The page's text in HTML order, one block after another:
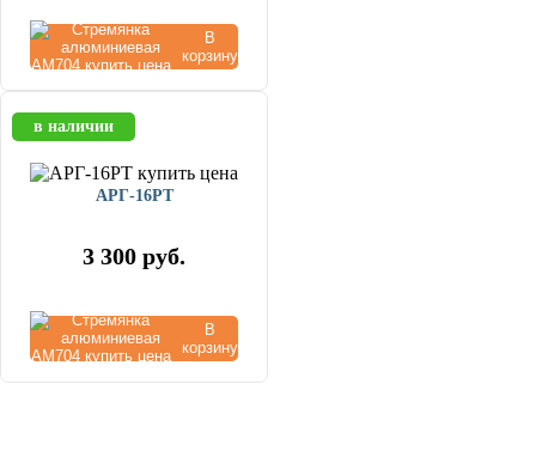
В
корзину
в наличии
АРГ-16РТ
3 300 руб.
В
корзину